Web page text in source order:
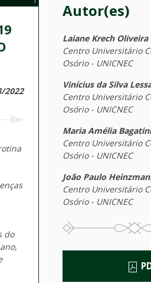
2022
do
Autor(es)
Laiane Krech Oliveira
Centro Universitário
Osório - UNICNEC
Vinícius da Silva
Centro Universitário
Osório - UNICNEC
Maria Amélia Bagatini
Centro Universitário
Osório - UNICNEC
João Paulo
Centro Universitário
Osório - UNICNEC